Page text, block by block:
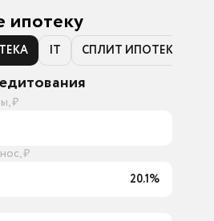
ипотеку
IT СПЛИТ ИПОТЕКА
₽
₽
20.1%